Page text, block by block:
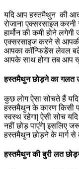
यदि आप हस्तमैथुन की
रोजाना एक्सरसाइज
हार्मोन की कमी होने
एक्सरसाइज करने से आपकी
आपका कॉन्फिडेंस लेवल
आपके साथ होगा तब आप
हस्तमैथुन छोड़ने का गलत
कुछ लोग ऐसा सोचते हैं
हस्तमैथुन के कारण किसी
स्वस्थ रहेगा| ऐसी सोच
नहीं छोड़ पाएंगे| इसलिए
हस्तमैथुन छोड़ने के मार्ग से
हस्तमैथुन की बुरी लत